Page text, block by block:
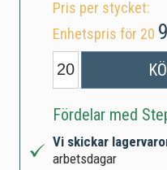
Pris per stycket:
Enhetspris för 20
Fördelar med
Vi skickar
arbetsdagar